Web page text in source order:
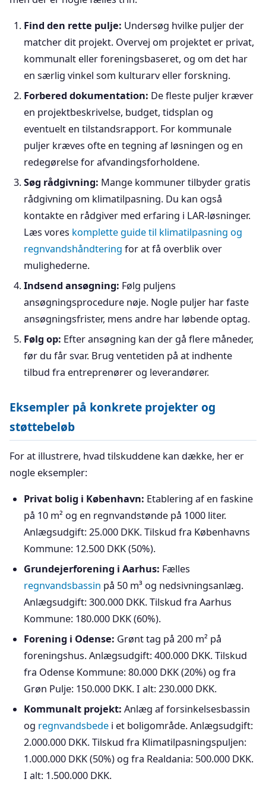
Find den rette pulje: Undersøg hvilke puljer der
matcher dit projekt. Overvej om projektet er privat,
kommunalt eller foreningsbaseret, og om det har
en særlig vinkel som kulturarv eller forskning.
Forbered dokumentation: De fleste puljer kræver
en projektbeskrivelse, budget, tidsplan og
eventuelt en tilstandsrapport. For kommunale
puljer kræves ofte en tegning af løsningen og en
redegørelse for afvandingsforholdene.
Søg rådgivning: Mange kommuner tilbyder gratis
rådgivning om klimatilpasning. Du kan også
kontakte en rådgiver med erfaring i LAR-løsninger.
Læs vores komplette guide til klimatilpasning og
regnvandshåndtering for at få overblik over
mulighederne.
Indsend ansøgning: Følg puljens
ansøgningsprocedure nøje. Nogle puljer har faste
ansøgningsfrister, mens andre har løbende optag.
Følg op: Efter ansøgning kan der gå flere måneder,
før du får svar. Brug ventetiden på at indhente
tilbud fra entreprenører og leverandører.
Eksempler på konkrete projekter og
støttebeløb
For at illustrere, hvad tilskuddene kan dække, her er
nogle eksempler:
Privat bolig i København: Etablering af en faskine
på 10 m² og en regnvandstønde på 1000 liter.
Anlægsudgift: 25.000 DKK. Tilskud fra Københavns
Kommune: 12.500 DKK (50%).
Grundejerforening i Aarhus: Fælles
regnvandsbassin på 50 m³ og nedsivningsanlæg.
Anlægsudgift: 300.000 DKK. Tilskud fra Aarhus
Kommune: 180.000 DKK (60%).
Forening i Odense: Grønt tag på 200 m² på
foreningshus. Anlægsudgift: 400.000 DKK. Tilskud
fra Odense Kommune: 80.000 DKK (20%) og fra
Grøn Pulje: 150.000 DKK. I alt: 230.000 DKK.
Kommunalt projekt: Anlæg af forsinkelsesbassin
og regnvandsbede i et boligområde. Anlægsudgift:
2.000.000 DKK. Tilskud fra Klimatilpasningspuljen:
1.000.000 DKK (50%) og fra Realdania: 500.000 DKK.
I alt: 1.500.000 DKK.